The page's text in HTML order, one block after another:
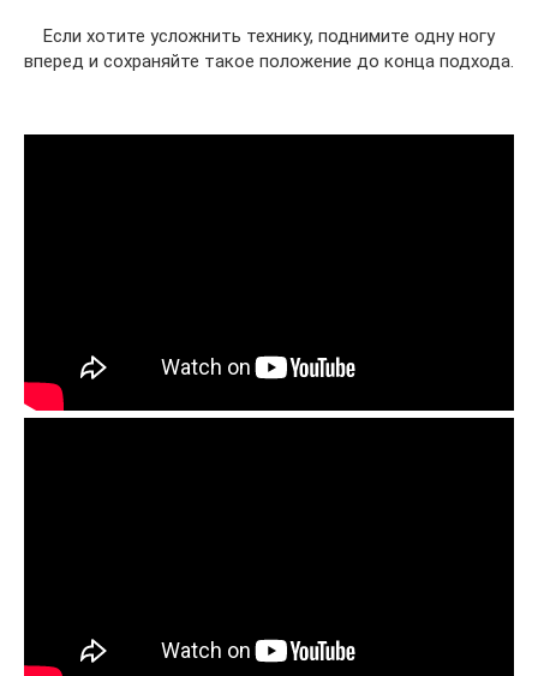
Если хотите усложнить технику, поднимите одну ногу
вперед и сохраняйте такое положение до конца подхода.